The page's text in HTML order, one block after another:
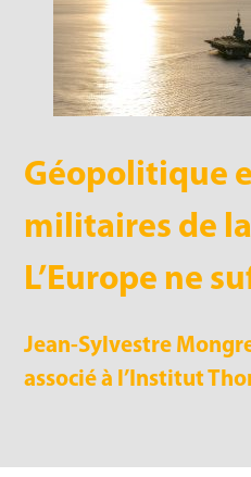
Géopolitique
militaires de la
L’Europe ne
Jean-Sylvestre
associé à l’Institut